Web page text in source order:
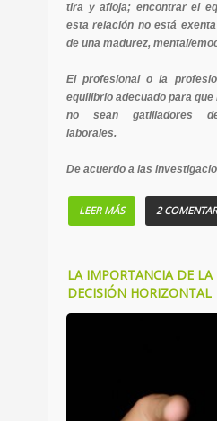
tira y afloja; encontrar el
esta relación no está
de una madurez, mental/
El profesional o la
equilibrio adecuado para
no sean gatilladores de
laborales.
De acuerdo a las
LEER MÁS 2
LA IMPORTANCIA DE
DECISIÓN HORIZONTAL